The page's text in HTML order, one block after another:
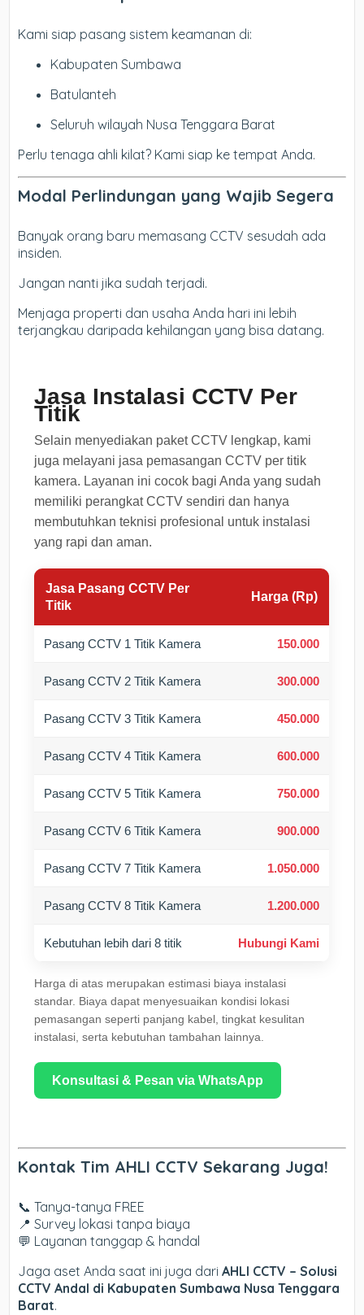
Kami siap pasang sistem keamanan di:
Kabupaten Sumbawa
Batulanteh
Seluruh wilayah Nusa Tenggara Barat
Perlu tenaga ahli kilat? Kami siap ke tempat Anda.
Modal Perlindungan yang Wajib Segera
Banyak orang baru memasang CCTV sesudah ada
insiden.
Jangan nanti jika sudah terjadi.
Menjaga properti dan usaha Anda hari ini lebih
terjangkau daripada kehilangan yang bisa datang.
Jasa Instalasi CCTV Per
Titik
Selain menyediakan paket CCTV lengkap, kami
juga melayani jasa pemasangan CCTV per titik
kamera. Layanan ini cocok bagi Anda yang sudah
memiliki perangkat CCTV sendiri dan hanya
membutuhkan teknisi profesional untuk instalasi
yang rapi dan aman.
Jasa Pasang CCTV Per
Titik
Harga (Rp)
Pasang CCTV 1 Titik Kamera 150.000
Pasang CCTV 2 Titik Kamera 300.000
Pasang CCTV 3 Titik Kamera 450.000
Pasang CCTV 4 Titik Kamera 600.000
Pasang CCTV 5 Titik Kamera 750.000
Pasang CCTV 6 Titik Kamera 900.000
Pasang CCTV 7 Titik Kamera 1.050.000
Pasang CCTV 8 Titik Kamera 1.200.000
Kebutuhan lebih dari 8 titik Hubungi Kami
Harga di atas merupakan estimasi biaya instalasi
standar. Biaya dapat menyesuaikan kondisi lokasi
pemasangan seperti panjang kabel, tingkat kesulitan
instalasi, serta kebutuhan tambahan lainnya.
Konsultasi & Pesan via WhatsApp
Kontak Tim AHLI CCTV Sekarang Juga!
📞 Tanya-tanya FREE
📍 Survey lokasi tanpa biaya
💬 Layanan tanggap & handal
Jaga aset Anda saat ini juga dariAHLI CCTV – Solusi
CCTV Andal di Kabupaten Sumbawa Nusa Tenggara
Barat.